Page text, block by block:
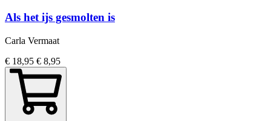
Als het ijs gesmolten is
Carla Vermaat
€ 18,95 € 8,95